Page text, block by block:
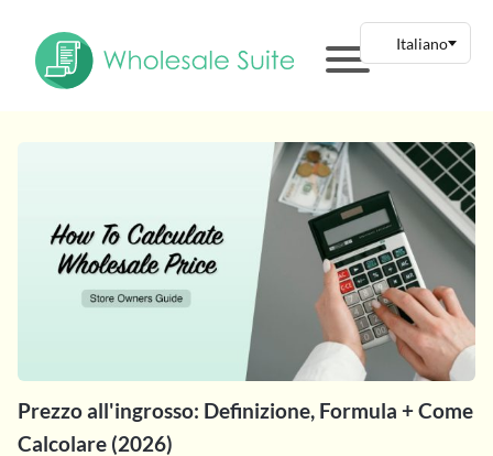
Prezzo all'ingrosso: Definizione, Formula + Come
Calcolare (2026)